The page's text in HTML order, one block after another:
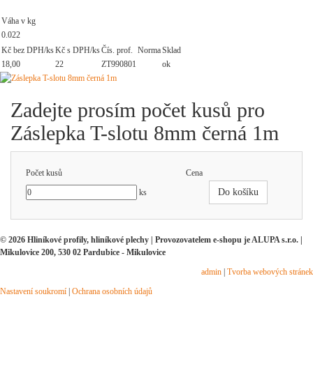
Váha v kg
0.022
Kč bez DPH/ksKč s DPH/ksČís. prof. NormaSklad
18,00
22 ZT990801 ok
Zadejte prosím počet kusů pro
Záslepka T-slotu 8mm černá 1m
Počet kusů
Cena
ks
Do košíku
© 2026 Hliníkové profily, hliníkové plechy | Provozovatelem e-shopu je ALUPA s.r.o. |
Mikulovice 200, 530 02 Pardubice - Mikulovice
admin Tvorba webových stránek
Nastavení soukromí Ochrana osobních údajů